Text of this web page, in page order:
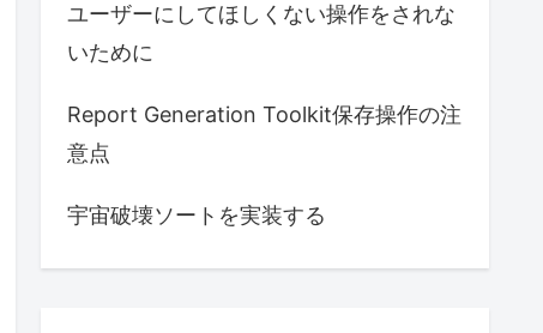
ユーザーにしてほしくない操作をされな
いために
Report Generation Toolkit保存操作の注
意点
宇宙破壊ソートを実装する